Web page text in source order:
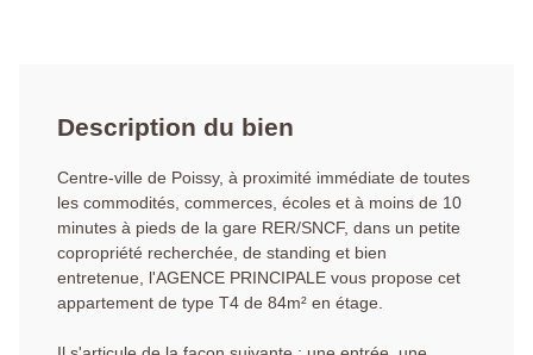
Description du bien
Centre-ville de Poissy, à proximité immédiate de toutes
les commodités, commerces, écoles et à moins de 10
minutes à pieds de la gare RER/SNCF, dans un petite
copropriété recherchée, de standing et bien
entretenue, l'AGENCE PRINCIPALE vous propose cet
appartement de type T4 de 84m² en étage.